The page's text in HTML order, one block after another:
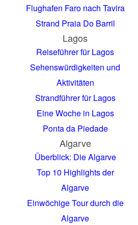
Flughafen Faro nach Tavira
Strand Praia Do Barril
Lagos
Reiseführer für Lagos
Sehenswürdigkeiten und
Aktivitäten
Strandführer für Lagos
Eine Woche in Lagos
Ponta da Piedade
Algarve
Überblick: Die Algarve
Top 10 Highlights der
Algarve
Einwöchige Tour durch die
Algarve